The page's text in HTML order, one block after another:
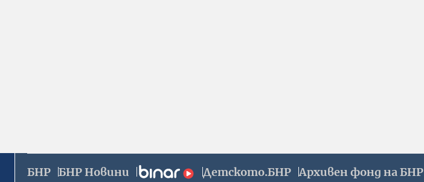
БНР БНР Новини Детското.БНР Архивен фонд на БНР